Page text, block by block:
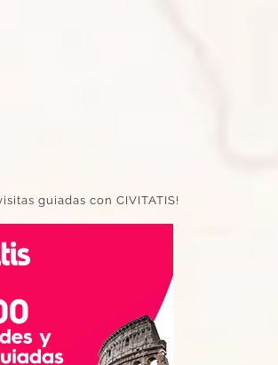
guiadas con CIVITATIS!